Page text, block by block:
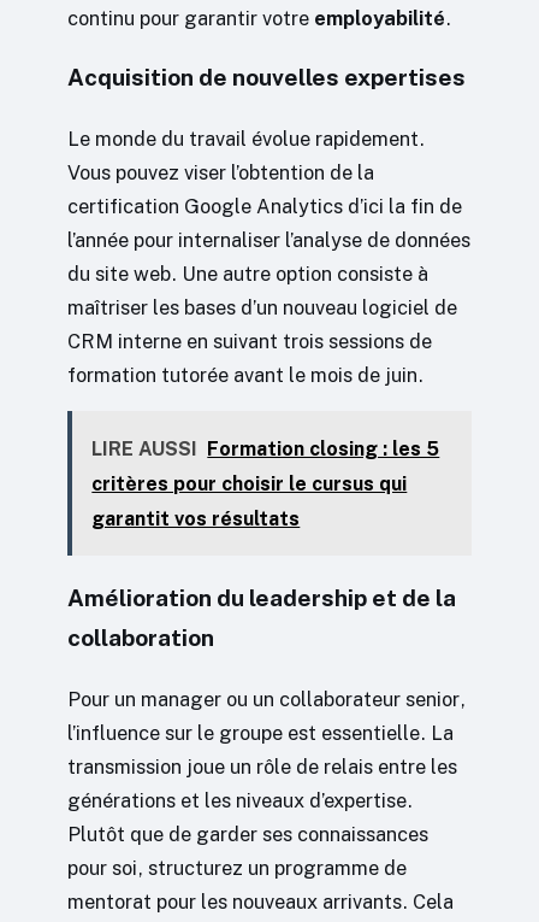
continu pour garantir votre employabilité.
Acquisition de nouvelles expertises
Le monde du travail évolue rapidement.
Vous pouvez viser l’obtention de la
certification Google Analytics d’ici la fin de
l’année pour internaliser l’analyse de données
du site web. Une autre option consiste à
maîtriser les bases d’un nouveau logiciel de
CRM interne en suivant trois sessions de
formation tutorée avant le mois de juin.
LIRE AUSSI Formation closing : les 5
critères pour choisir le cursus qui
garantit vos résultats
Amélioration du leadership et de la
collaboration
Pour un manager ou un collaborateur senior,
l’influence sur le groupe est essentielle. La
transmission joue un rôle de relais entre les
générations et les niveaux d’expertise.
Plutôt que de garder ses connaissances
pour soi, structurez un programme de
mentorat pour les nouveaux arrivants. Cela